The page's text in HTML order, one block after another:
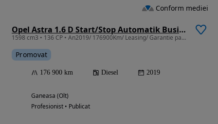
Opel Astra 1.6 D Start/Stop Automatik Business
1598 cm3 • 136 CP • An2019/ 176900Km/ Leasing/ Garantie pana la 3ani fara limita Km
Promovat
176 900 km Diesel 2019
Ganeasa (Olt)
Profesionist • Publicat
Conform mediei